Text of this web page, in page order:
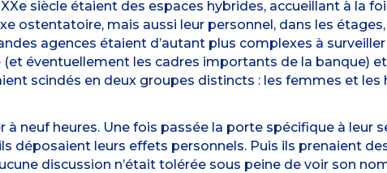
siècle étaient des espaces hybrides, accueillant à la
ostentatoire, mais aussi leur personnel, dans les
agences étaient d’autant plus complexes à
éventuellement les cadres importants de la banque)
scindés en deux groupes distincts : les femmes et les
neuf heures. Une fois passée la porte spécifique à leur
déposaient leurs effets personnels. Puis ils prenaient
discussion n’était tolérée sous peine de voir son